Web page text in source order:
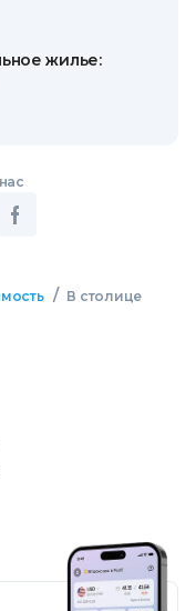
жилье:
/ В столице